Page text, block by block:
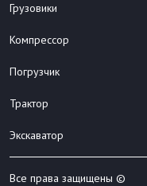
Грузовики
Компрессор
Погрузчик
Трактор
Экскаватор
Все права защищены ©